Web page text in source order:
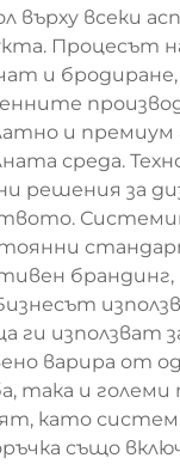
върху всеки
Процесът
и
и
среда.
решения за
използват
варира от
така и
като
също